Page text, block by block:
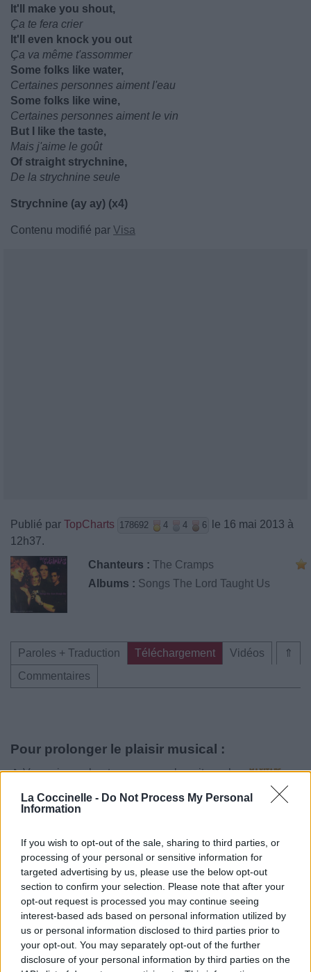
La Coccinelle - Do Not Process My Personal
Information
If you wish to opt-out of the sale, sharing to third parties, or
processing of your personal or sensitive information for
targeted advertising by us, please use the below opt-out
section to confirm your selection. Please note that after your
opt-out request is processed you may continue seeing
interest-based ads based on personal information utilized by
us or personal information disclosed to third parties prior to
your opt-out. You may separately opt-out of the further
disclosure of your personal information by third parties on the
It'll make you shout,
Ça te fera crier
It'll even knock you out
Ça va même t'assommer
Some folks like water,
Certaines personnes aiment l'eau
Some folks like wine,
Certaines personnes aiment le vin
But I like the taste,
Mais j'aime le goût
Of straight strychnine,
De la strychnine seule
Strychnine (ay ay) (x4)
Contenu modifié par Visa
Publié par TopCharts 178692 4 4 6
le 16 mai 2013 à
12h37.
Chanteurs : The Cramps
Albums : Songs The Lord Taught Us
⇑
Paroles + Traduction Téléchargement
Vidéos
Commentaires
Pour prolonger le plaisir musical :
Vous aimez chanter, apprenez la guitare chez
Télécharger légalement les MP3 ou trouver le CD sur
Trouver un instrument de musique ou une partition au
meilleur prix sur
⇑
Paroles + Traduction Téléchargement
Vidéos
Commentaires